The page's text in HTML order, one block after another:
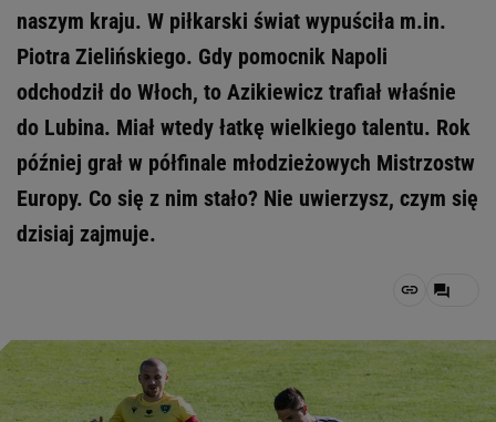
naszym kraju. W piłkarski świat wypuściła m.in.
Piotra Zielińskiego. Gdy pomocnik Napoli
odchodził do Włoch, to Azikiewicz trafiał właśnie
do Lubina. Miał wtedy łatkę wielkiego talentu. Rok
później grał w półfinale młodzieżowych Mistrzostw
Europy. Co się z nim stało? Nie uwierzysz, czym się
dzisiaj zajmuje.